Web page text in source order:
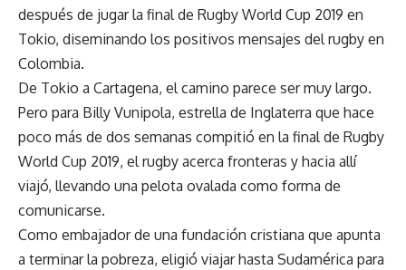
después de jugar la final de Rugby World Cup 2019 en
Tokio, diseminando los positivos mensajes del rugby en
Colombia.
De Tokio a Cartagena, el camino parece ser muy largo.
Pero para Billy Vunipola, estrella de Inglaterra que hace
poco más de dos semanas compitió en la final de Rugby
World Cup 2019, el rugby acerca fronteras y hacia allí
viajó, llevando una pelota ovalada como forma de
comunicarse.
Como embajador de una fundación cristiana que apunta
a terminar la pobreza, eligió viajar hasta Sudamérica para